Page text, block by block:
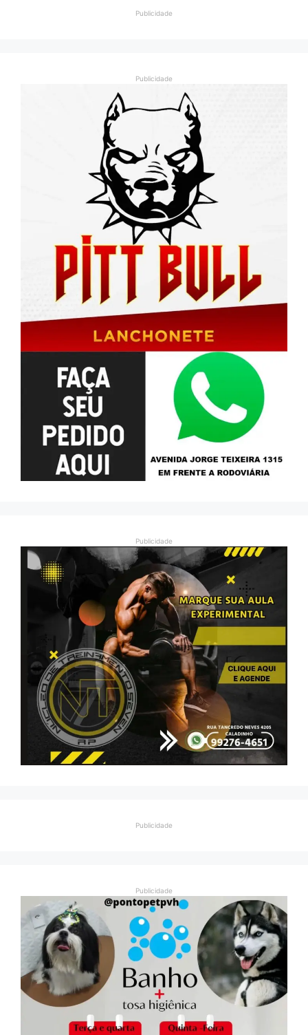
Publicidade
Publicidade
Publicidade
Publicidade
Publicidade